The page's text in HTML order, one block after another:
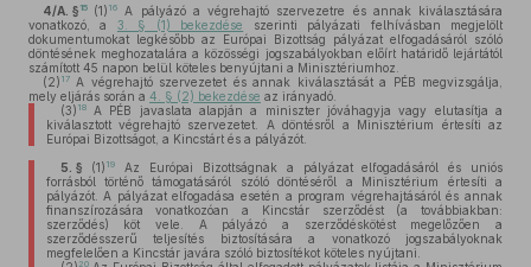
4/A. § 15 (1) 16
A pályázó a végrehajtó szervezetre és annak kiválasztására
vonatkozó, a 3. § (1) bekezdése
szerinti pályázati felhívásban megjelölt
dokumentumokat legkésőbb az Európai Bizottság pályázat elfogadásáról szóló
döntésének meghozatalára a közösségi jogszabályokban előírt határidő lejártától
számított 45 napon belül köteles benyújtani a Minisztériumhoz.
(2) 17 A végrehajtó szervezetet és annak kiválasztását a PÉB megvizsgálja,
mely eljárás során a 4. § (2) bekezdése az irányadó.
(3) 18A PÉB javaslata alapján a miniszter jóváhagyja vagy elutasítja a
kiválasztott végrehajtó szervezetet. A döntésről a Minisztérium értesíti az
Európai Bizottságot, a Kincstárt és a pályázót.
5. § (1) 19
Az Európai Bizottságnak a pályázat elfogadásáról és uniós
forrásból történő támogatásáról szóló döntéséről a Minisztérium értesíti a
pályázót. A pályázat elfogadása esetén a program végrehajtásáról és annak
finanszírozására vonatkozóan a Kincstár szerződést (a továbbiakban:
szerződés) köt vele. A pályázó a szerződéskötést megelőzően a
szerződésszerű teljesítés biztosítására a vonatkozó jogszabályoknak
megfelelően a Kincstár javára szóló biztosítékot köteles nyújtani.
20